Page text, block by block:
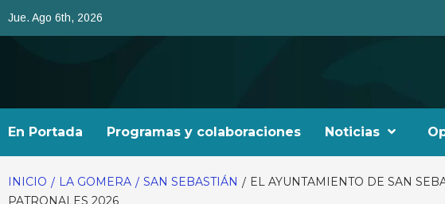
Jue. Ago 6th, 2026
En Portada Programas y colaboraciones Noticias
INICIO LA GOMERA SAN SEBASTIÁN
EL AYUNTAMIENTO DE SAN
PATRONALES 2026